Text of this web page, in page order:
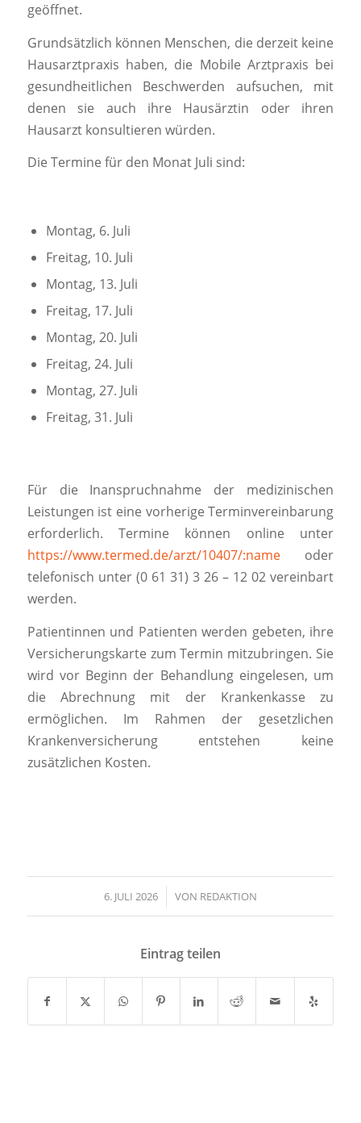
geöffnet.
Grundsätzlich können Menschen, die derzeit keine
Hausarztpraxis haben, die Mobile Arztpraxis bei
gesundheitlichen Beschwerden aufsuchen, mit
denen sie auch ihre Hausärztin oder ihren
Hausarzt konsultieren würden.
Die Termine für den Monat Juli sind:
Montag, 6. Juli
Freitag, 10. Juli
Montag, 13. Juli
Freitag, 17. Juli
Montag, 20. Juli
Freitag, 24. Juli
Montag, 27. Juli
Freitag, 31. Juli
Für die Inanspruchnahme der medizinischen
Leistungen ist eine vorherige Terminvereinbarung
erforderlich. Termine können online unter
https://www.termed.de/arzt/10407/:nameoder
telefonisch unter (0 61 31) 3 26 – 12 02 vereinbart
werden.
Patientinnen und Patienten werden gebeten, ihre
Versicherungskarte zum Termin mitzubringen. Sie
wird vor Beginn der Behandlung eingelesen, um
die Abrechnung mit der Krankenkasse zu
ermöglichen. Im Rahmen der gesetzlichen
Krankenversicherung entstehen keine
zusätzlichen Kosten.
6. JULI 2026
/ VON REDAKTION
Eintrag teilen